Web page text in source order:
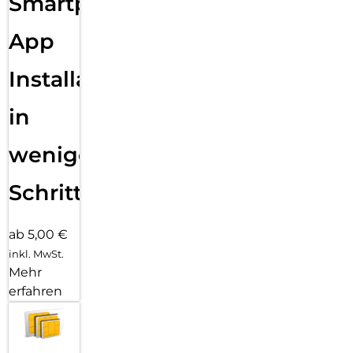
App
Installation
in
wenigen
Schritten
ab 5,00 €
inkl. MwSt.
Mehr
erfahren